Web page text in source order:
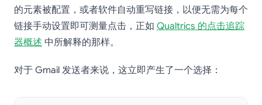
的元素被配置，或者软件自动重写链接，以便无需为每个
链接手动设置即可测量点击，正如 Qualtrics 的点击追踪
器概述 中所解释的那样。
对于 Gmail 发送者来说，这立即产生了一个选择：